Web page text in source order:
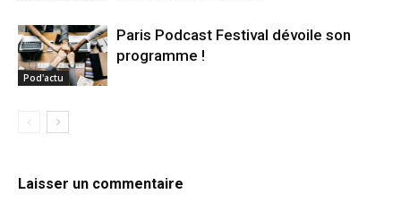
Pod'actu
Paris Podcast Festival dévoile son
programme !
Laisser un commentaire